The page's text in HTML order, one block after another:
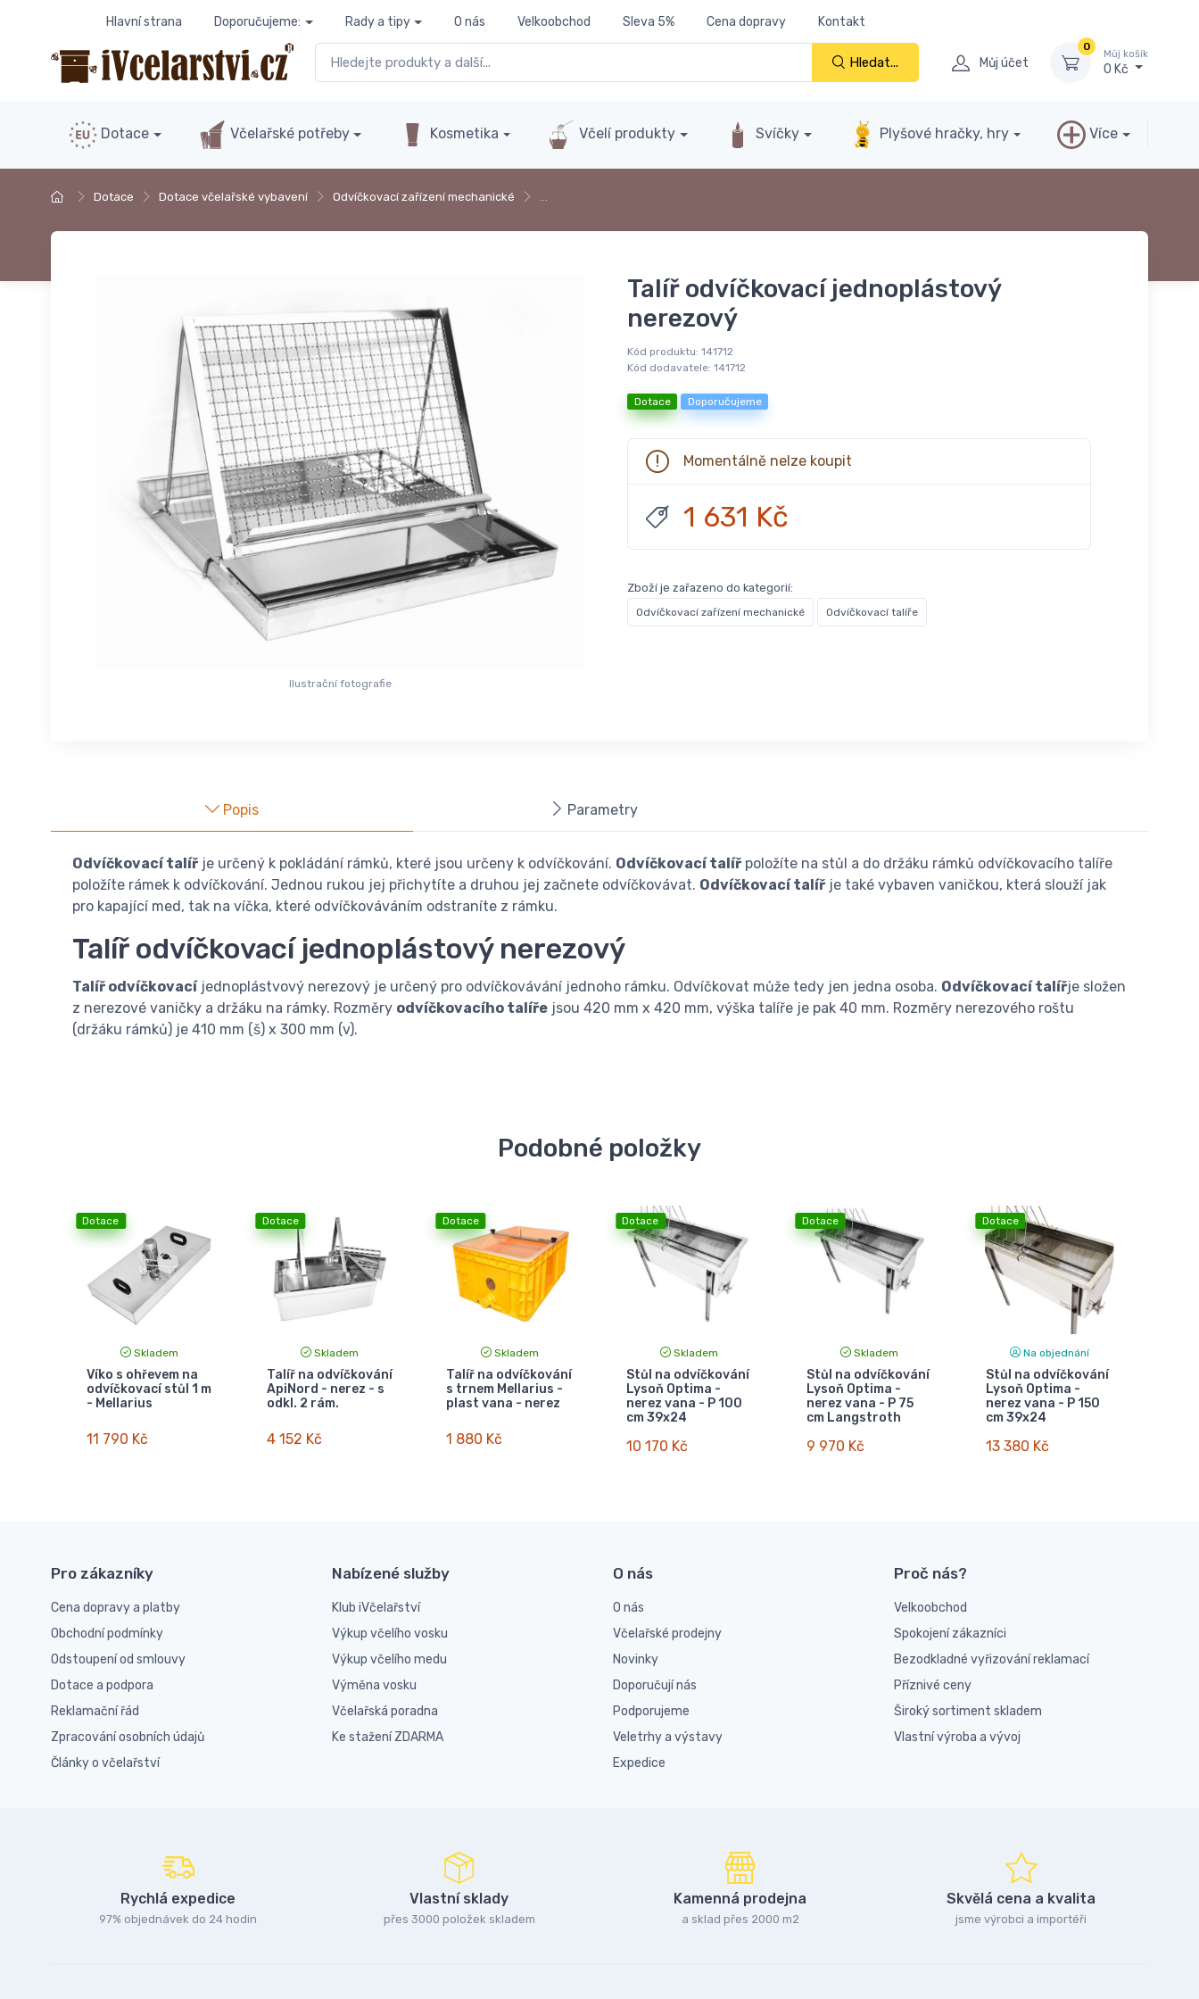
Hlavní strana Doporučujeme: Rady a tipy O nás Velkoobchod Sleva 5% Cena dopravy Kontakt
Hledat... Můj účet
0
Můj košík
0 Kč
Dotace Včelařské potřeby Kosmetika Včelí produkty Svíčky Plyšové hračky, hry Více
Dotace Dotace včelařské vybavení Odvíčkovací zařízení mechanické …
Ilustrační fotografie
Talíř odvíčkovací jednoplástový
nerezový
Kód produktu: 141712
Kód dodavatele: 141712
Dotace Doporučujeme
Momentálně nelze koupit
1 631 Kč
Zboží je zařazeno do kategorií:
Odvíčkovací zařízení mechanické Odvíčkovací talíře
Popis Parametry
Odvíčkovací talíř je určený k pokládání rámků, které jsou určeny k odvíčkování. Odvíčkovací talíř položíte na stůl a do držáku rámků odvíčkovacího talíře
položíte rámek k odvíčkování. Jednou rukou jej přichytíte a druhou jej začnete odvíčkovávat. Odvíčkovací talíř je také vybaven vaničkou, která slouží jak
pro kapající med, tak na víčka, které odvíčkováváním odstraníte z rámku.
Talíř odvíčkovací jednoplástový nerezový
Talíř odvíčkovacíjednoplástvový nerezový je určený pro odvíčkovávání jednoho rámku. Odvíčkovat může tedy jen jedna osoba. Odvíčkovací talířje složen
z nerezové vaničky a držáku na rámky. Rozměry odvíčkovacího talíře jsou 420 mm x 420 mm, výška talíře je pak 40 mm. Rozměry nerezového roštu
(držáku rámků) je 410 mm (š) x 300 mm (v).
Podobné položky
Dotace
Skladem
Víko s ohřevem na
odvíčkovací stůl 1 m
- Mellarius
11 790 Kč
Dotace
Skladem
Talíř na odvíčkování
ApiNord - nerez - s
odkl. 2 rám.
4 152 Kč
Dotace
Skladem
Talíř na odvíčkování
s trnem Mellarius -
plast vana - nerez
1 880 Kč
Dotace
Skladem
Stůl na odvíčkování
Lysoň Optima -
nerez vana - P 100
cm 39x24
10 170 Kč
Dotace
Skladem
Stůl na odvíčkování
Lysoň Optima -
nerez vana - P 75
cm Langstroth
9 970 Kč
Dotace
Na objednání
Stůl na odvíčkování
Lysoň Optima -
nerez vana - P 150
cm 39x24
13 380 Kč
Pro zákazníky
Cena dopravy a platby
Obchodní podmínky
Odstoupení od smlouvy
Dotace a podpora
Reklamační řád
Zpracování osobních údajů
Články o včelařství
Nabízené služby
Klub iVčelařství
Výkup včelího vosku
Výkup včelího medu
Výměna vosku
Včelařská poradna
Ke stažení ZDARMA
O nás
O nás
Včelařské prodejny
Novinky
Doporučují nás
Podporujeme
Veletrhy a výstavy
Expedice
Proč nás?
Velkoobchod
Spokojení zákazníci
Bezodkladné vyřizování reklamací
Příznivé ceny
Široký sortiment skladem
Vlastní výroba a vývoj
Rychlá expedice
97% objednávek do 24 hodin
Vlastní sklady
přes 3000 položek skladem
Kamenná prodejna
a sklad přes 2000 m2
Skvělá cena a kvalita
jsme výrobci a importéři